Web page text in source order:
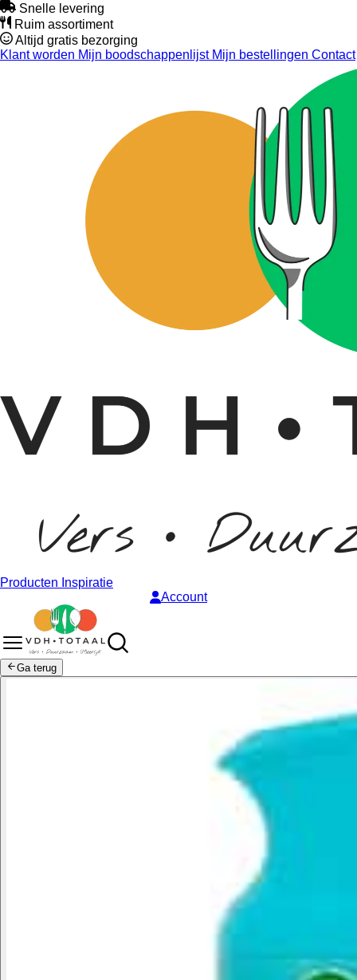
Snelle levering
Ruim assortiment
Altijd gratis bezorging
Klant worden Mijn boodschappenlijstMijn bestellingen Contact
Producten Inspiratie
Account
Ga terug